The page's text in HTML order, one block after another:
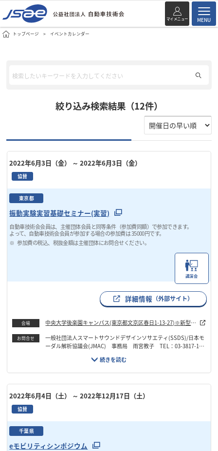
マイメニュー MENU
トップページ イベントカレンダー
絞り込み検索結果（12件）
2022年6月3日（金） ～ 2022年6月3日（金）
協賛
東京都
振動実験実習基礎セミナー(実習)
自動車技術会会員は、主催団体会員と同等条件（参加費同額）で参加できます。
よって、自動車技術会会員が参加する場合の参加費は 35000円です。
参加費の税込、税抜金額は主催団体にお問合せください。
講演会
詳細情報 （外部サイト）
会場
中央大学後楽園キャンパス(東京都文京区春日1-13-27)※新型コ
施、もしくはオンライン実施になる可能性がございます。
お問合せ
一般社団法人スマートサウンドデザインソサエティ(SSDS)/日本モ
ーダル解析協議会(JMAC) 事務局 雨宮教子 TEL：03-3817-183
2022年6月4日（土） ～ 2022年12月17日（土）
協賛
千葉県
eモビリティシンポジウム